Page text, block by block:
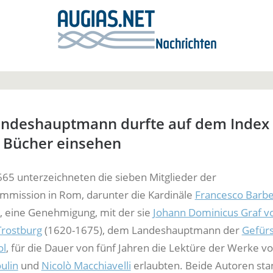
durfte auf dem Index
einsehen
unterzeichneten die sieben Mitglieder der
in Rom, darunter die Kardinäle Francesco
, eine Genehmigung, mit der sie Johann Dominicus Graf
(1620-1675), dem Landeshauptmann der
, für die Dauer von fünf Jahren die Lektüre der Werke
und Nicolò Macchiavelli erlaubten. Beide Autoren